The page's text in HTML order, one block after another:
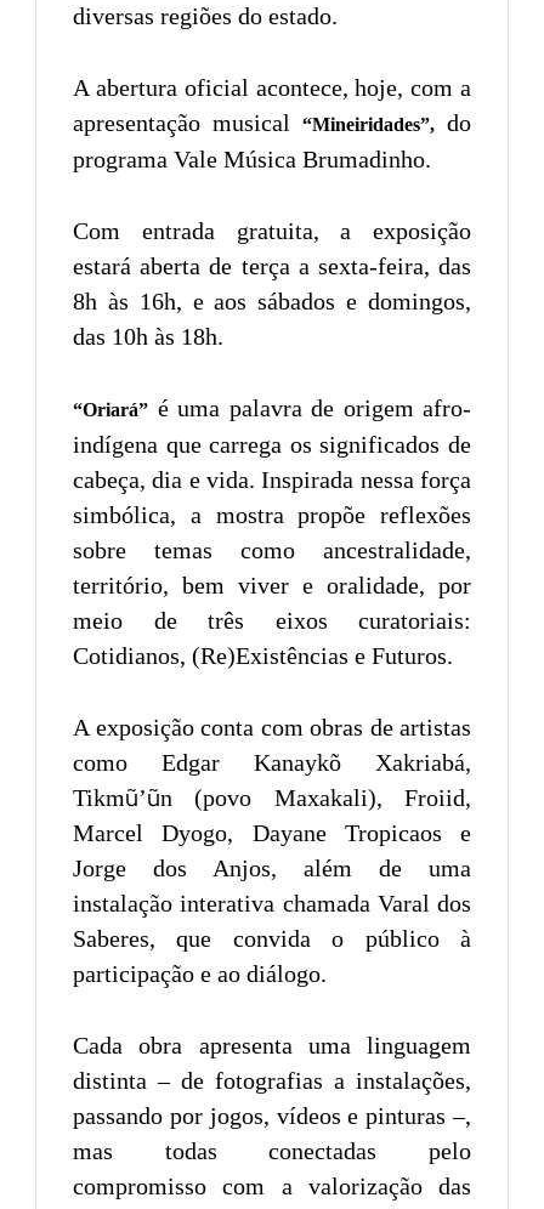
diversas regiões do estado.
A abertura oficial acontece, hoje, com a
apresentação musical
“Mineiridades”, do
programa Vale Música Brumadinho.
Com entrada gratuita, a exposição
estará aberta de terça a sexta-feira, das
8h às 16h, e aos sábados e domingos,
das 10h às 18h.
“Oriará” é uma palavra de origem afro-
indígena que carrega os significados de
cabeça, dia e vida. Inspirada nessa força
simbólica, a mostra propõe reflexões
sobre temas como ancestralidade,
território, bem viver e oralidade, por
meio de três eixos curatoriais:
Cotidianos, (Re)Existências e Futuros.
A exposição conta com obras de artistas
como Edgar Kanaykõ Xakriabá,
Tikmũ’ũn (povo Maxakali), Froiid,
Marcel Dyogo, Dayane Tropicaos e
Jorge dos Anjos, além de uma
instalação interativa chamada Varal dos
Saberes, que convida o público à
participação e ao diálogo.
Cada obra apresenta uma linguagem
distinta – de fotografias a instalações,
passando por jogos, vídeos e pinturas –,
mas todas conectadas pelo
compromisso com a valorização das